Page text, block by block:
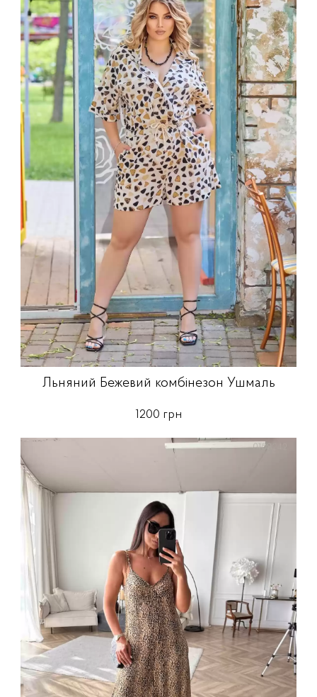
Льняний Бежевий комбінезон Ушмаль
1200 грн